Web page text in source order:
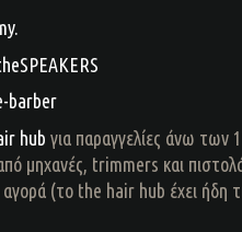
barber
hub για παραγγελίες άνω των
μηχανές, trimmers και
(το the hair hub έχει ήδη